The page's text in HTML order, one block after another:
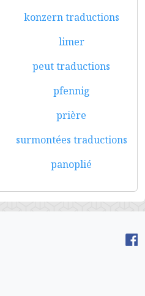
konzern traductions
limer
peut traductions
pfennig
prière
surmontées traductions
panoplié